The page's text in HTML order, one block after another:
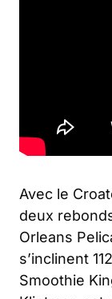
Avec le
deux
Orleans
s’inclinent
Smoothie